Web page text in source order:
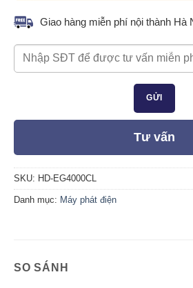
Giao hàng miễn phí nội thành Hà
Tư vấn
SKU: HD-EG4000CL
Danh mục: Máy phát điện
SO SÁNH